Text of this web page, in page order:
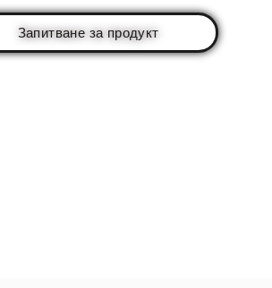
Запитване за продукт